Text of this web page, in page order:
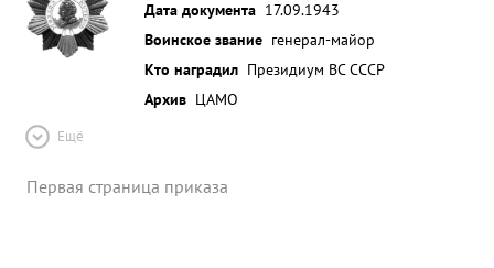
группы проявленные исключительную энергию,
трудолюбие и напористость в работе личное
мужество отвагу и стойкость - ходатайствую о
награждении Генерал- Майора ПИЧУГИНА.
Дата документа 17.09.1943
Воинское звание генерал-майор
Кто наградил Президиум ВС СССР
Архив ЦАМО
Ещё
Первая страница приказа